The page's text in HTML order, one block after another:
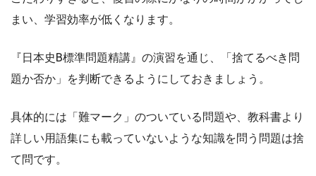
まい、学習効率が低くなります。
『日本史B標準問題精講』の演習を通じ、「捨てるべき問
題か否か」を判断できるようにしておきましょう。
具体的には「難マーク」のついている問題や、教科書より
詳しい用語集にも載っていないような知識を問う問題は捨
て問です。